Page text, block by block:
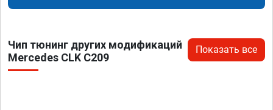
Чип тюнинг других модификаций
Mercedes CLK C209
Показать все